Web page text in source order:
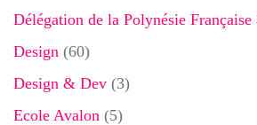
Délégation de la Polynésie Française
Design (60)
Design & Dev (3)
Ecole Avalon (5)